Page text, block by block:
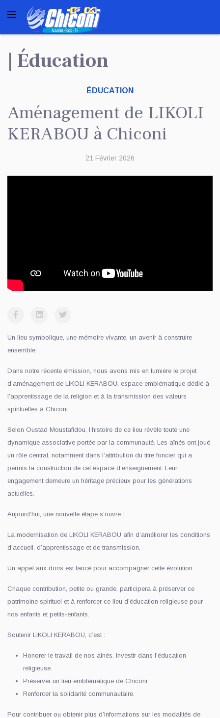
| Éducation
ÉDUCATION
Aménagement de LIKOLI
KERABOU à Chiconi
21 Février 2026
Un lieu symbolique, une mémoire vivante, un avenir à construire
ensemble.
Dans notre récente émission, nous avons mis en lumière le projet
d’aménagement de LIKOLI KERABOU, espace emblématique dédié à
l’apprentissage de la religion et à la transmission des valeurs
spirituelles à Chiconi.
Selon Oustad Moustafidou, l’histoire de ce lieu révèle toute une
dynamique associative portée par la communauté. Les aînés ont joué
un rôle central, notamment dans l’attribution du titre foncier qui a
permis la construction de cet espace d’enseignement. Leur
engagement demeure un héritage précieux pour les générations
actuelles.
Aujourd’hui, une nouvelle étape s’ouvre :
La modernisation de LIKOLI KERABOU afin d’améliorer les conditions
d’accueil, d’apprentissage et de transmission.
Un appel aux dons est lancé pour accompagner cette évolution.
Chaque contribution, petite ou grande, participera à préserver ce
patrimoine spirituel et à renforcer ce lieu d’éducation religieuse pour
nos enfants et petits-enfants.
Soutenir LIKOLI KERABOU, c’est :
Honorer le travail de nos aînés. Investir dans l’éducation
religieuse.
Préserver un lieu emblématique de Chiconi.
Renforcer la solidarité communautaire.
Pour contribuer ou obtenir plus d’informations sur les modalités de